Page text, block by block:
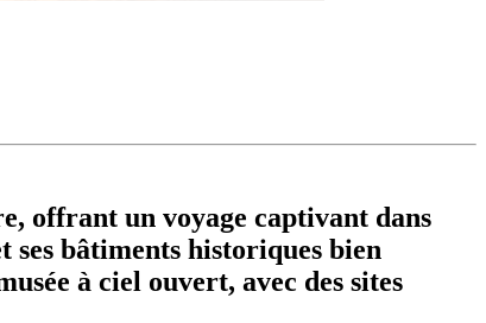
offrant un voyage captivant dans
ses bâtiments historiques bien
à ciel ouvert, avec des sites